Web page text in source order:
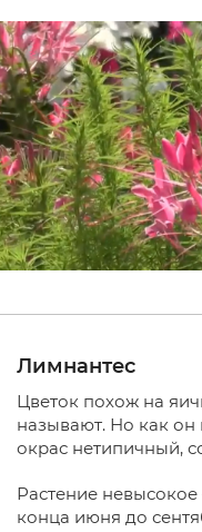
Лимнантес
Цветок похож на
называют. Но как он
окрас нетипичный,
Растение
конца июня до